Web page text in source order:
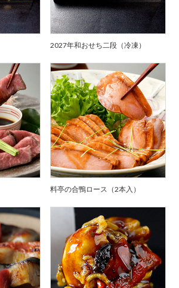
2027年和おせち二段（冷凍）
料亭の合鴨ロース（2本入）